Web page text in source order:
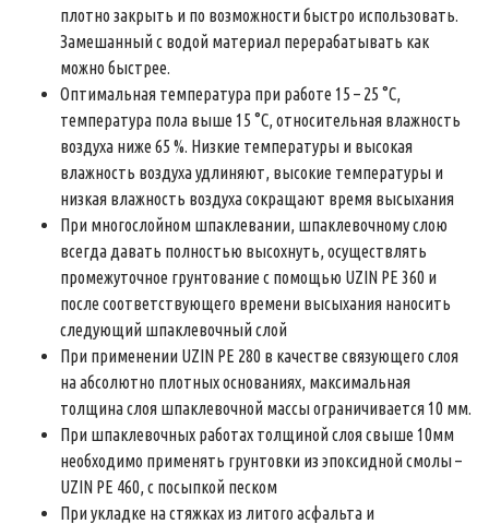
плотно закрыть и по возможности быстро использовать.
Замешанный с водой материал перерабатывать как
можно быстрее.
Оптимальная температура при работе 15 – 25 °С,
температура пола выше 15 °С, относительная влажность
воздуха ниже 65 %. Низкие температуры и высокая
влажность воздуха удлиняют, высокие температуры и
низкая влажность воздуха сокращают время высыхания
При многослойном шпаклевании, шпаклевочному слою
всегда давать полностью высохнуть, осуществлять
промежуточное грунтование с помощью UZIN PE 360 и
после соответствующего времени высыхания наносить
следующий шпаклевочный слой
При применении UZIN PE 280 в качестве связующего слоя
на абсолютно плотных основаниях, максимальная
толщина слоя шпаклевочной массы ограничивается 10 мм.
При шпаклевочных работах толщиной слоя свыше 10мм
необходимо применять грунтовки из эпоксидной смолы –
UZIN PE 460, с посыпкой песком
При укладке на стяжках из литого асфальта и